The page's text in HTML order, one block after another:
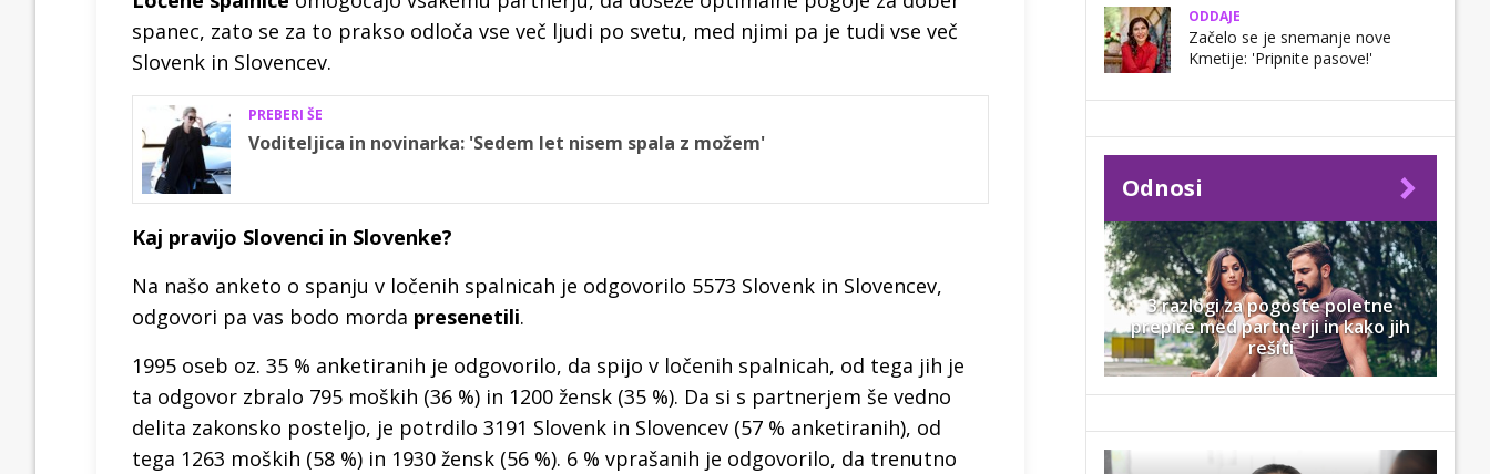
spanec, zato se za to prakso odloča vse več ljudi po svetu, med njimi pa je tudi vse več
Slovenk in Slovencev.
PREBERI ŠE
Voditeljica in novinarka: 'Sedem let nisem spala z možem'
Kaj pravijo Slovenci in Slovenke?
Na našo anketo o spanju v ločenih spalnicah je odgovorilo 5573 Slovenk in Slovencev,
odgovori pa vas bodo morda presenetili.
1995 oseb oz. 35 % anketiranih je odgovorilo, da spijo v ločenih spalnicah, od tega jih je
ta odgovor zbralo 795 moških (36 %) in 1200 žensk (35 %). Da si s partnerjem še vedno
delita zakonsko posteljo, je potrdilo 3191 Slovenk in Slovencev (57 % anketiranih), od
tega 1263 moških (58 %) in 1930 žensk (56 %). 6 % vprašanih je odgovorilo, da trenutno
ODDAJE
Začelo se je snemanje nove
Kmetije: 'Pripnite pasove!'
Odnosi
3 razlogi za pogoste poletne
prepire med partnerji in kako jih
rešiti